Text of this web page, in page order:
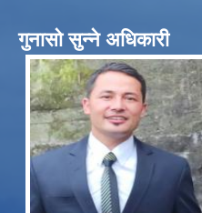
गुनासो सुन्ने अधिकारी